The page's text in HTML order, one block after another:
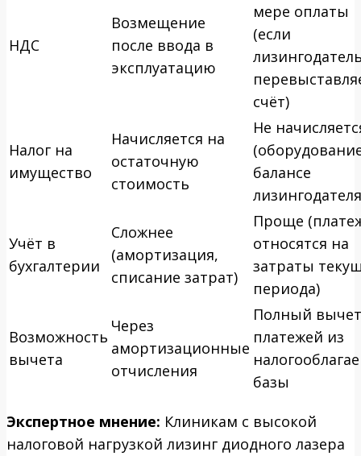
НДС
Возмещение
после ввода в
эксплуатацию
мере оплаты
(если
счёт)
Налог на
имущество
Начисляется на
остаточную
стоимость
Не
балансе
Учёт в
бухгалтерии
Сложнее
(амортизация,
списание затрат)
Проще
относятся на
затраты
периода)
Возможность
вычета
Через
амортизационные
отчисления
Полный вычет
платежей из
базы
Экспертное мнение: Клиникам с высокой
налоговой нагрузкой лизинг диодного лазера